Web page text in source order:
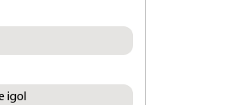
igol